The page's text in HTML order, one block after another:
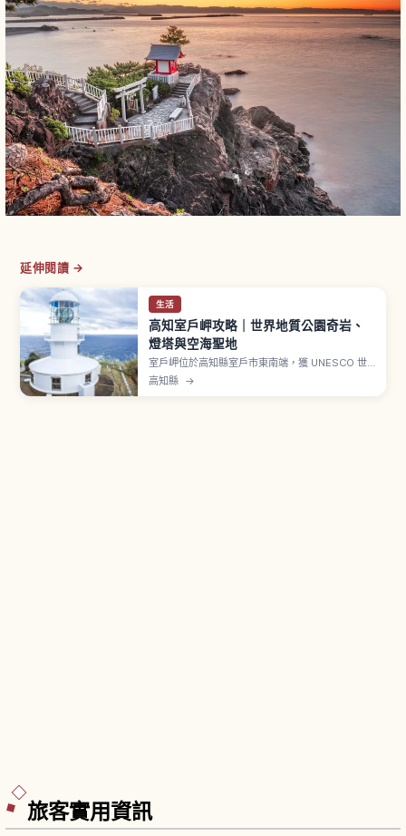
延伸閱讀 →
生活
高知室戶岬攻略｜世界地質公園奇岩、
燈塔與空海聖地
室戶岬位於高知縣室戶市東南端，獲 UNESCO 世
界地質公園認證。「亂礁」獨特地形與板塊運動隆
高知縣 →
旅客實用資訊